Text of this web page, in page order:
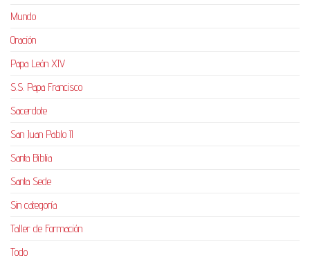
Mundo
Oración
Papa León XIV
S.S. Papa Francisco
Sacerdote
San Juan Pablo II
Santa Biblia
Santa Sede
Sin categoría
Taller de Formación
Todo